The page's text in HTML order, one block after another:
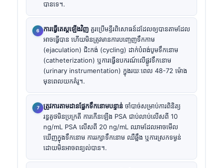
បានទេ។.
ការធ្វើតេស្តឡើងវិញ គួរប្រើមន្ទីរពិសោធន៍ដដែលឲ្យបានតាមដែល
អាចធ្វើបាន ហើយមិនត្រូវមានការបញ្ចេញទឹកកាម
(ejaculation) ជិះកង់ (cycling) ដាក់បំពង់បូមទឹកនោម
(catheterization) ឬការធ្វើឧបករណ៍លើផ្លូវទឹកនោម
(urinary instrumentation) ក្នុងរយៈពេល 48-72 ម៉ោង
មុនពេលយកគំរូ។.
ត្រូវការតាមដានផ្នែកទឹកនោមបន្ទាន់ ចាំបាច់សម្រាប់ការពិនិត្យ
រន្ធគូថមិនប្រក្រតី ការកើនឡើង PSA ជាប់លាប់លើសពី 10
ng/mL PSA លើសពី 20 ng/mL ឈាមដែលអាចមើល
ឃើញក្នុងទឹកនោម ការរក្សាទឹកនោម ឈឺឆ្អឹង ឬការស្រកទម្ងន់
ដោយមិនអាចពន្យល់បាន។.